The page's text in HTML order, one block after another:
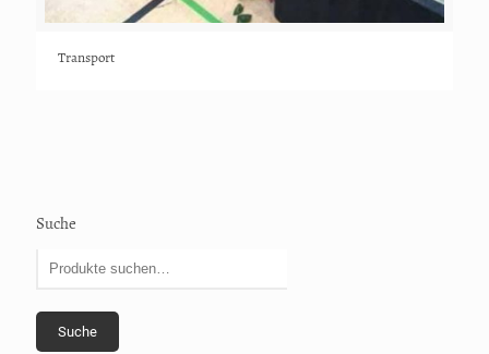
Transport
Suche
Suche